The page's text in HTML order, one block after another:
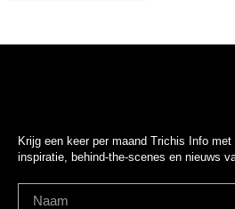
Krijg een keer per maand Trichis Info met
inspiratie, behind-the-scenes en nieuws